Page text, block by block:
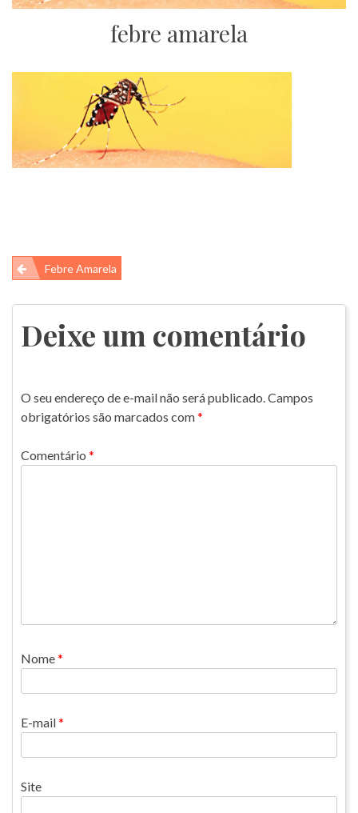
febre amarela
Navegação
de
Post
Febre Amarela
Deixe um comentário
O seu endereço de e-mail não será publicado.Campos
obrigatórios são marcados com*
Comentário *
Nome*
E-mail*
Site